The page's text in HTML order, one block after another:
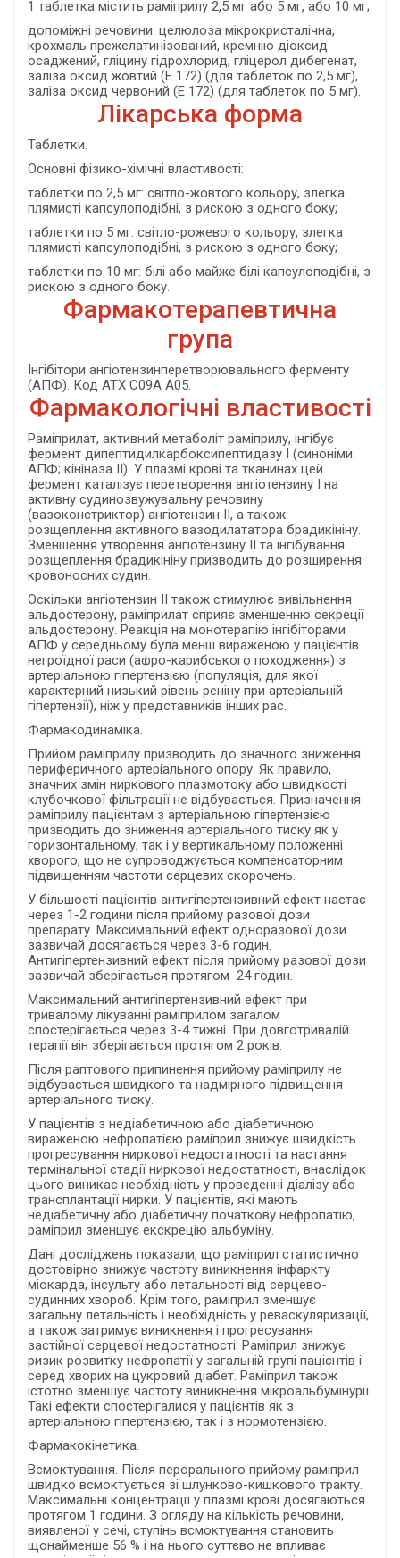
1 таблетка містить раміприлу 2,5 мг або 5 мг, або 10 мг;
допоміжні речовини: целюлоза мікрокристалічна,
крохмаль прежелатинізований, кремнію діоксид
осаджений, гліцину гідрохлорид, гліцерол дибегенат,
заліза оксид жовтий (Е 172) (для таблеток по 2,5 мг),
заліза оксид червоний (Е 172) (для таблеток по 5 мг).
Лікарська форма
Таблетки.
Основні фізико-хімічні властивості:
таблетки по 2,5 мг: світло-жовтого кольору, злегка
плямисті капсулоподібні, з рискою з одного боку;
таблетки по 5 мг: світло-рожевого кольору, злегка
плямисті капсулоподібні, з рискою з одного боку;
таблетки по 10 мг: білі або майже білі капсулоподібні, з
рискою з одного боку.
Фармакотерапевтична
група
Інгібітори ангіотензинперетворювального ферменту
(АПФ). Код АТХ С09А А05.
Фармакологічні властивості
Раміприлат, активний метаболіт раміприлу, інгібує
фермент дипептидилкарбоксипептидазу I (синоніми:
АПФ; кініназа II). У плазмі крові та тканинах цей
фермент каталізує перетворення ангіотензину I на
активну судинозвужувальну речовину
(вазоконстриктор) ангіотензин II, а також
розщеплення активного вазодилататора брадикініну.
Зменшення утворення ангіотензину II та інгібування
розщеплення брадикініну призводить до розширення
кровоносних судин.
Оскільки ангіотензин II також стимулює вивільнення
альдостерону, раміприлат сприяє зменшенню секреції
альдостерону. Реакція на монотерапію інгібіторами
АПФ у середньому була менш вираженою у пацієнтів
негроїдної раси (афро-карибського походження) з
артеріальною гіпертензією (популяція, для якої
характерний низький рівень реніну при артеріальній
гіпертензії), ніж у представників інших рас.
Фармакодинаміка.
Прийом раміприлу призводить до значного зниження
периферичного артеріального опору. Як правило,
значних змін ниркового плазмотоку або швидкості
клубочкової фільтрації не відбувається. Призначення
раміприлу пацієнтам з артеріальною гіпертензією
призводить до зниження артеріального тиску як у
горизонтальному, так і у вертикальному положенні
хворого, що не супроводжується компенсаторним
підвищенням частоти серцевих скорочень.
У більшості пацієнтів антигіпертензивний ефект настає
через 1-2 години після прийому разової дози
препарату. Максимальний ефект одноразової дози
зазвичай досягається через 3-6 годин.
Антигіпертензивний ефект після прийому разової дози
зазвичай зберігається протягом 24 годин.
Максимальний антигіпертензивний ефект при
тривалому лікуванні раміприлом загалом
спостерігається через 3-4 тижні. При довготривалій
терапії він зберігається протягом 2 років.
Після раптового припинення прийому раміприлу не
відбувається швидкого та надмірного підвищення
артеріального тиску.
У пацієнтів з недіабетичною або діабетичною
вираженою нефропатією раміприл знижує швидкість
прогресування ниркової недостатності та настання
термінальної стадії ниркової недостатності, внаслідок
цього виникає необхідність у проведенні діалізу або
трансплантації нирки. У пацієнтів, які мають
недіабетичну або діабетичну початкову нефропатію,
раміприл зменшує екскрецію альбуміну.
Дані досліджень показали, що раміприл статистично
достовірно знижує частоту виникнення інфаркту
міокарда, інсульту або летальності від серцево-
судинних хвороб. Крім того, раміприл зменшує
загальну летальність і необхідність у реваскуляризації,
а також затримує виникнення і прогресування
застійної серцевої недостатності. Раміприл знижує
ризик розвитку нефропатії у загальній групі пацієнтів і
серед хворих на цукровий діабет. Раміприл також
істотно зменшує частоту виникнення мікроальбумінурії.
Такі ефекти спостерігалися у пацієнтів як з
артеріальною гіпертензією, так і з нормотензією.
Фармакокінетика.
Всмоктування. Після перорального прийому раміприл
швидко всмоктується зі шлунково-кишкового тракту.
Максимальні концентрації у плазмі крові досягаються
протягом 1 години. З огляду на кількість речовини,
виявленої у сечі, ступінь всмоктування становить
щонайменше 56 % і на нього суттєво не впливає